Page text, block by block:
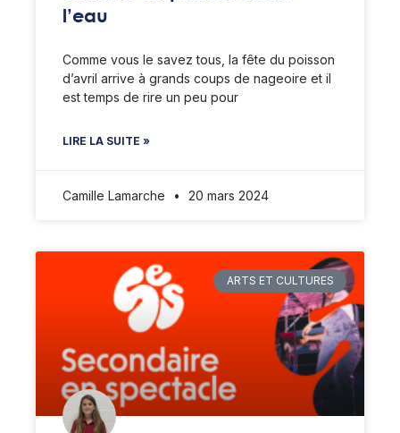
l’eau
Comme vous le savez tous, la fête du poisson
d’avril arrive à grands coups de nageoire et il
est temps de rire un peu pour
LIRE LA SUITE »
Camille Lamarche 20 mars 2024
ARTS ET CULTURES